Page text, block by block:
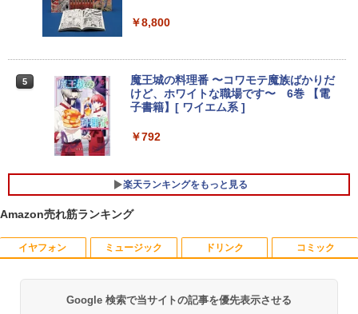
4
【中古】DELL Inspiron 15 3000(3580)
【Celeron4205U 4G 1T(HDD) WiFi 15L
【ランクA】
5
レビュー投稿 5年保証｜MS Office 2024
ws11 Office付｜スペック Core i5 第7世
代 メモリ 8GB 大容量 HDD 500GB テン
PC オフィス搭載
8K コンパクト
【ポイント10倍】美品 HP 400 G6 SF 9
GB 新品M.2SSD256GB 512GB office付
600 G5 G4 モニタ セット オフィス 2024
搭載 選択可 8世代 10世代 DELL 1311a
￥36,740
型ゲーミングpc 最大4.3GHz 6C12T DD
画面 TÜV認証 目にやさしい 調整可能な
スタンド VESA
￥12,580
【新品】モニター 21.5インチモニター デ
答速度1ms リフレッシュレート100Hz IP
Sパネル 液晶モニター 5年保証付き 動画
閲覧 仕事 在宅 楽天ランキング4冠
Pro 24 純正モニター VESA 対応 リフレ
￥8,800
5
魔王城の料理番 〜コワモテ魔族ばかりだ
けど、ホワイトな職場です〜 6巻 【電
子書籍】[ ワイエム系 ]
￥792
楽天ランキングをもっと見る
Amazon売れ筋ランキング
イヤフォン
Anker Soundcore P40i オフホワイト
ミュージック
BRUCE WAYNE feat. Flo Milli, ATL Jacob
ドリンク
【Amazon.co.jp限定】 い・ろ・は・す 2L P
コミック
薬屋のひとりごと 17巻 (デジタル版ビッグガ
Google 検索で当サイトの記事を優先表示させる